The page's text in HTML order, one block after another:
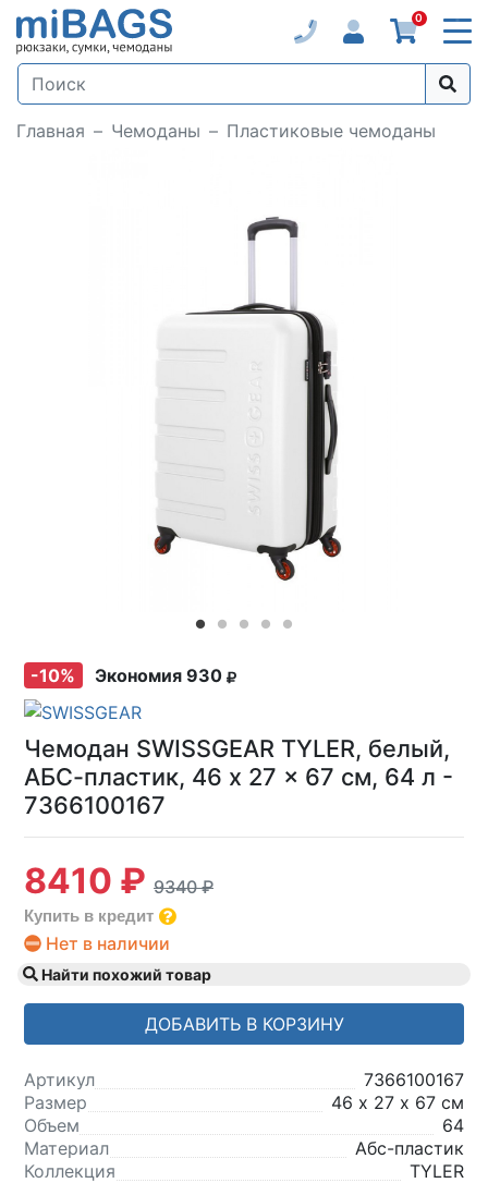
0
Главная Чемоданы Пластиковые чемоданы
-10% Экономия 930
Чемодан SWISSGEAR TYLER, белый,
АБС-пластик, 46 x 27 x 67 см, 64 л -
7366100167
8410 ₽ 9340 ₽
Купить в кредит
Нет в наличии
Найти похожий товар
ДОБАВИТЬ В КОРЗИНУ
Артикул
7366100167
Размер
46 х 27 х 67 см
Объем
64
Материал
Абс-пластик
Коллекция
TYLER